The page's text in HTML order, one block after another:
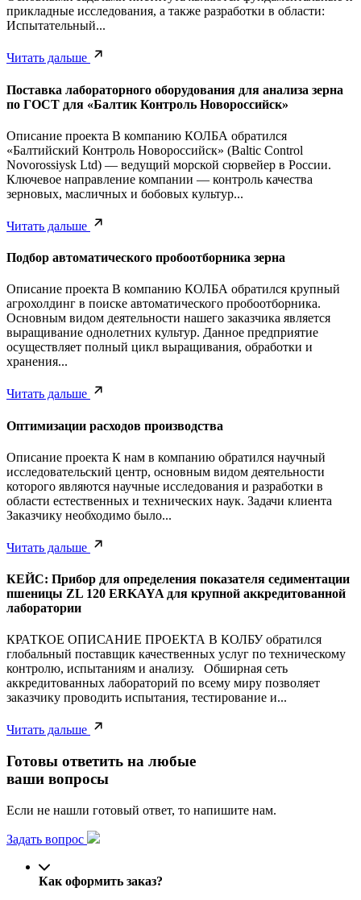
прикладные исследования, а также разработки в области:
Испытательный...
Читать дальше
Поставка лабораторного оборудования для анализа зерна
по ГОСТ для «Балтик Контроль Новороссийск»
Описание проекта В компанию КОЛБА обратился
«Балтийский Контроль Новороссийск» (Baltic Control
Novorossiysk Ltd) — ведущий морской сюрвейер в России.
Ключевое направление компании — контроль качества
зерновых, масличных и бобовых культур...
Читать дальше
Подбор автоматического пробоотборника зерна
Описание проекта В компанию КОЛБА обратился крупный
агрохолдинг в поиске автоматического пробоотборника.
Основным видом деятельности нашего заказчика является
выращивание однолетних культур. Данное предприятие
осуществляет полный цикл выращивания, обработки и
хранения...
Читать дальше
Оптимизации расходов производства
Описание проекта К нам в компанию обратился научный
исследовательский центр, основным видом деятельности
которого являются научные исследования и разработки в
области естественных и технических наук. Задачи клиента
Заказчику необходимо было...
Читать дальше
КЕЙС: Прибор для определения показателя седиментации
пшеницы ZL 120 ERKAYA для крупной аккредитованной
лаборатории
КРАТКОЕ ОПИСАНИЕ ПРОЕКТА В КОЛБУ обратился
глобальный поставщик качественных услуг по техническому
контролю, испытаниям и анализу. Обширная сеть
аккредитованных лабораторий по всему миру позволяет
заказчику проводить испытания, тестирование и...
Читать дальше
Готовы ответить на любые
ваши вопросы
Если не нашли готовый ответ, то напишите нам.
Задать вопрос
Как оформить заказ?